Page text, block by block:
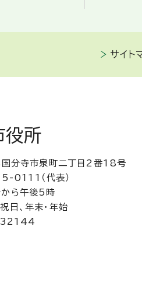
サイト
役所
寺市泉町二丁目2番18号
0111（代表）
ら午後5時
日、年末・年始